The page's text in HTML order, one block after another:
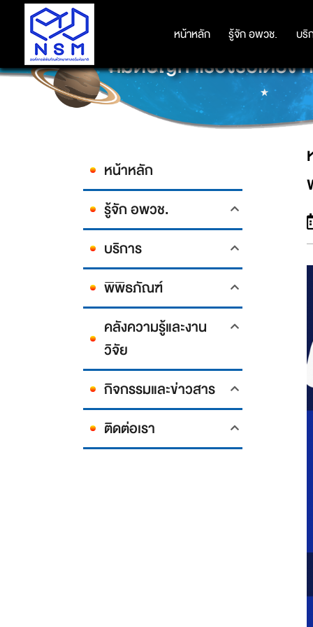
หน้าหลัก รู้จัก อพวช. บริ
หน้าหลัก รู้จัก อพวช. บริ
หมดปัญหาเรื่องรอเตียง
หน้าหลัก
รู้จัก อพวช.
บริการ
พิพิธภัณฑ์
คลังความรู้และงาน
วิจัย
กิจกรรมและข่าวสาร
ติดต่อเรา